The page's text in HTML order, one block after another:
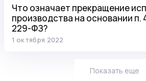
Что означает прекращение
производства на основании п.
229-ФЗ?
1 октября 2022
Показать еще